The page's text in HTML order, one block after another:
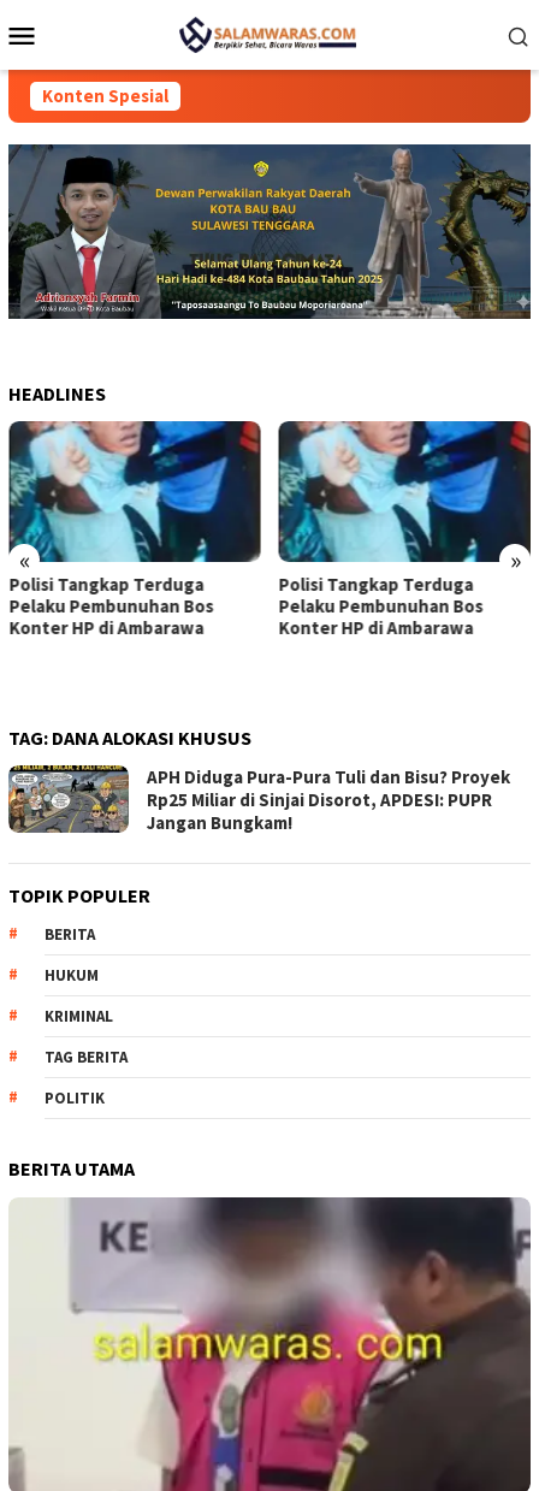
ke
Mobile
Konten Spesial
HEADLINES
« »
Polisi Tangkap Terduga
Pelaku Pembunuhan Bos
Konter HP di Ambarawa
Polisi Tangkap Terduga
Pelaku Pembunuhan Bos
Konter HP di Ambarawa
TAG: DANA ALOKASI KHUSUS
APH Diduga Pura-Pura Tuli dan Bisu? Proyek
Rp25 Miliar di Sinjai Disorot, APDESI: PUPR
Jangan Bungkam!
TOPIK POPULER
BERITA
HUKUM
KRIMINAL
TAG BERITA
POLITIK
BERITA UTAMA